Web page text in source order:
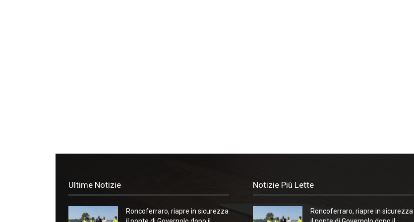
Ultime Notizie
Roncoferraro, riapre in sicurezza
Notizie Più Lette
Roncoferraro, riapre in sicurezza